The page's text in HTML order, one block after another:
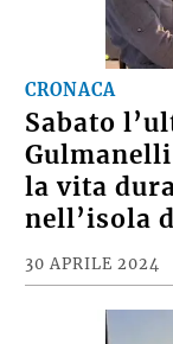
CRONACA
Sabato
la vita
nell’isola
30 APRILE 2024